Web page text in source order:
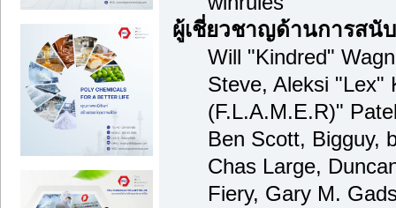
ผู้เชี่ยวชาญด้านการสนั
Will "Kindred"
Steve, Aleksi "Lex"
(F.L.A.M.E.R)"
Ben Scott, Bigguy,
Chas Large,
Fiery, Gary M.